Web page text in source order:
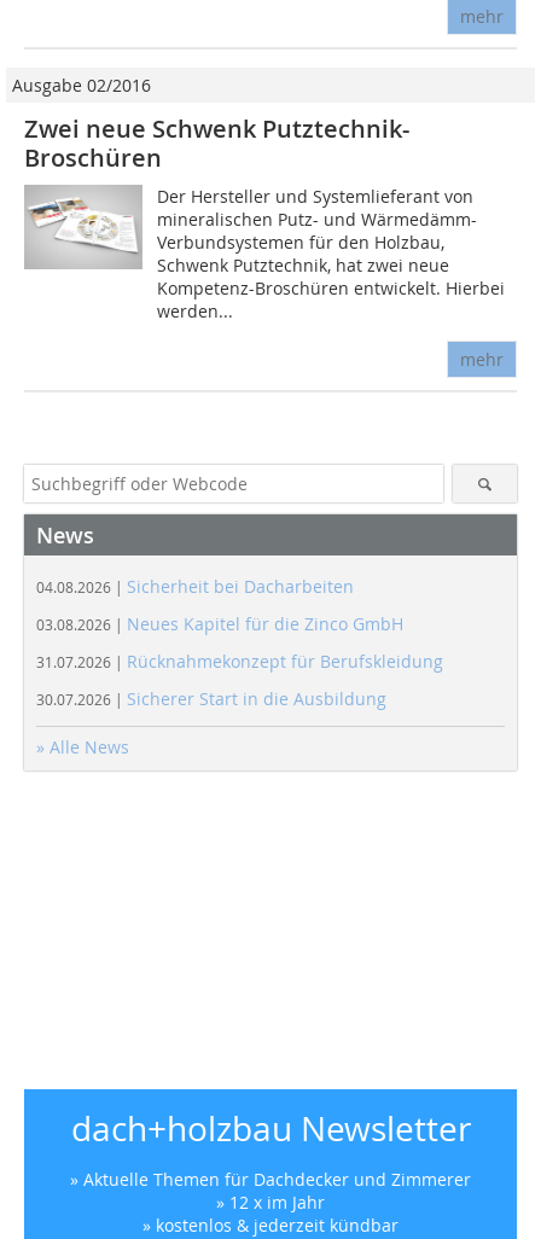
mehr
Ausgabe 02/2016
Zwei neue Schwenk Putztechnik-
Broschüren
Der Hersteller und Systemlieferant von
mineralischen Putz- und Wärmedämm-
Verbundsystemen für den Holzbau,
Schwenk Putztechnik, hat zwei neue
Kompetenz-Broschüren entwickelt. Hierbei
werden...
mehr
News
04.08.2026 | Sicherheit bei Dacharbeiten
03.08.2026 | Neues Kapitel für die Zinco GmbH
31.07.2026 | Rücknahmekonzept für Berufskleidung
30.07.2026 | Sicherer Start in die Ausbildung
» Alle News
dach+holzbau Newsletter
» Aktuelle Themen für Dachdecker und Zimmerer
» 12 x im Jahr
» kostenlos & jederzeit kündbar